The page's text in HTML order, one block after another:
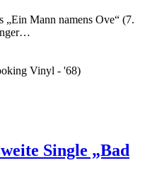
„Ein Mann namens Ove“ (7.
Single „Bad